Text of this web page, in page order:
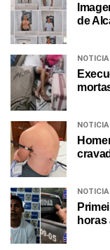
de
horas